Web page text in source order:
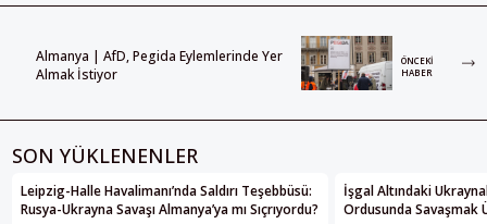
Almanya | AfD, Pegida Eylemlerinde Yer
Almak İstiyor
ÖNCEKI
HABER
SON YÜKLENENLER
Leipzig-Halle Havalimanı’nda Saldırı Teşebbüsü:
Rusya-Ukrayna Savaşı Almanya’ya mı Sıçrıyordu?
İşgal Altındaki
Ordusunda Savaşmak